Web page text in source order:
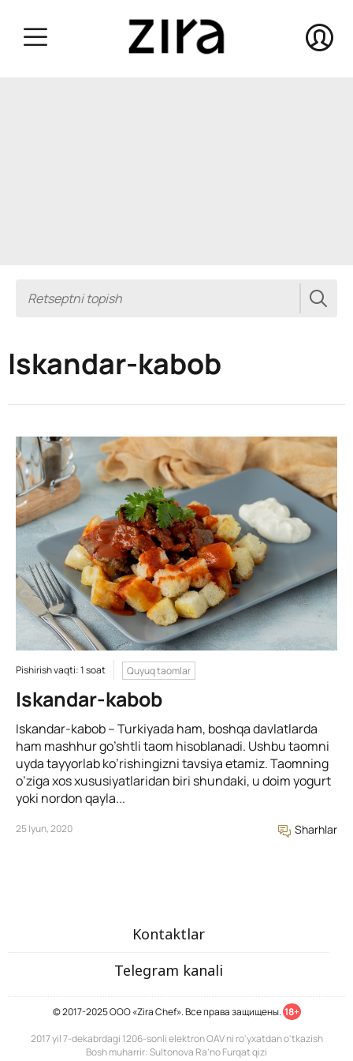
Iskandar-kabob
Pishirish vaqti: 1 soat Quyuq taomlar
Iskandar-kabob
Iskandar-kabob – Turkiyada ham, boshqa davlatlarda
ham mashhur go’shtli taom hisoblanadi. Ushbu taomni
uyda tayyorlab ko’rishingizni tavsiya etamiz. Taomning
o’ziga xos xususiyatlaridan biri shundaki, u doim yogurt
yoki nordon qayla...
25 Iyun, 2020 Sharhlar
Kontaktlar
Telegram kanali
© 2017-2025 ООО «Zira Chef». Все права защищены. 18+
2017 yil 7-dekabrdagi 1206-sonli elektron OAV ni ro'yxatdan o'tkazish
Bosh muharrir: Sultonova Ra’no Furqat qizi